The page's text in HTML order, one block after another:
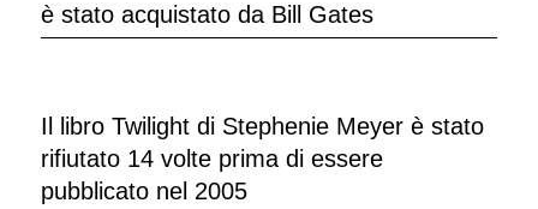
è stato acquistato da Bill Gates
Il libro Twilight di Stephenie Meyer è stato
rifiutato 14 volte prima di essere
pubblicato nel 2005